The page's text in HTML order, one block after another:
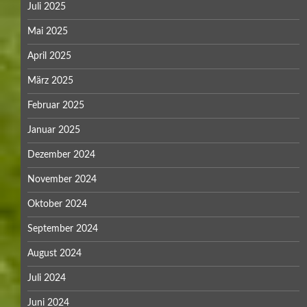
Juli 2025
Mai 2025
April 2025
März 2025
Februar 2025
Januar 2025
Dezember 2024
November 2024
Oktober 2024
September 2024
August 2024
Juli 2024
Juni 2024